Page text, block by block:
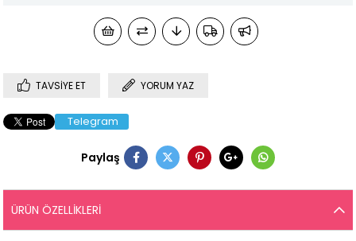
TAVSIYE ET YORUM YAZ
Telegram
Paylaş
ÜRÜN ÖZELLIKLERI